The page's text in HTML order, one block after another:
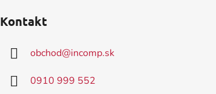
Kontakt
obchod@incomp.sk
0910 999 552